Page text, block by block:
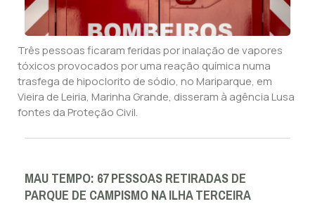
Três pessoas ficaram feridas por inalação de vapores
tóxicos provocados por uma reação química numa
trasfega de hipoclorito de sódio, no Mariparque, em
Vieira de Leiria, Marinha Grande, disseram à agência Lusa
fontes da Proteção Civil.
MAU TEMPO: 67 PESSOAS RETIRADAS DE
PARQUE DE CAMPISMO NA ILHA TERCEIRA